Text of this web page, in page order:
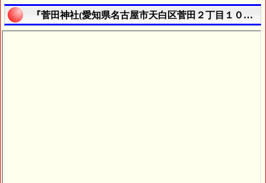
『菅田神社(愛知県名古屋市天白区菅田２丁目１０３